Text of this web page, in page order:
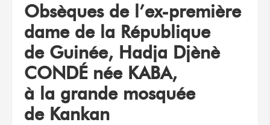
Obsèques de l’ex-première
dame de la République
de Guinée, Hadja Djènè
CONDÉ née KABA,
à la grandemosquée
de Kankan